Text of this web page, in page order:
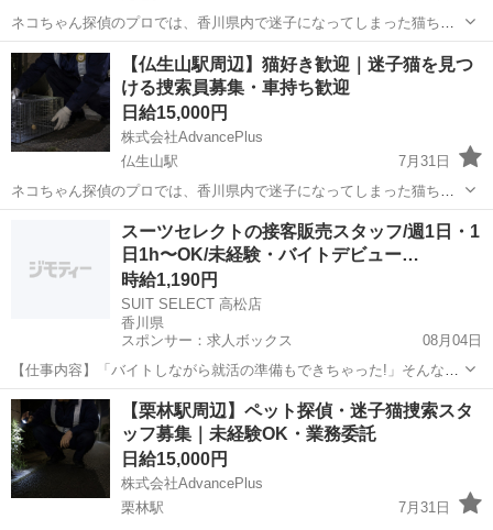
ネコちゃん探偵のプロでは、香川県内で迷子になってしまった猫ちゃ
んを捜索する「捜索員」を募集しています。 現在、各地で迷子猫のご
相談が増えており、継続して動ける方を探しています。 猫ちゃんが突
然いなくなった飼い主様は、...
香川 丸亀市 丸亀駅 その他 スタッフ
【仏生山駅周辺】猫好き歓迎｜迷子猫を見つ
ける捜索員募集・車持ち歓迎
日給15,000円
株式会社AdvancePlus
仏生山駅
7月31日
ネコちゃん探偵のプロでは、香川県内で迷子になってしまった猫ちゃ
んを捜索する「捜索員」を募集しています。 現在、各地で迷子猫のご
相談が増えており、継続して動ける方を探しています。 猫ちゃんが突
然いなくなった飼い主様は、...
仏生山駅 その他 ネコ
スーツセレクトの接客販売スタッフ/週1日・1
日1h〜OK/未経験・バイトデビュー…
時給1,190円
SUIT SELECT 高松店
香川県
スポンサー：求人ボックス
08月04日
【仕事内容】「バイトしながら就活の準備もできちゃった!」そんな先
輩が多数活躍中! ネクタイの結び方が分からなくても大丈夫。一から丁
寧に教えるので未経験でも安心です 週1日・1日1時間〜OKの柔軟シフ
トだから、授業やサークル、テスト...
アルバイト・パート
【栗林駅周辺】ペット探偵・迷子猫捜索スタ
ッフ募集｜未経験OK・業務委託
日給15,000円
株式会社AdvancePlus
栗林駅
7月31日